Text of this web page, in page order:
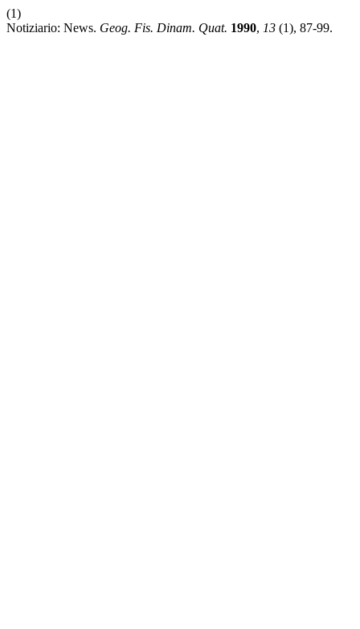
(1)
Notiziario: News. Geog. Fis. Dinam. Quat. 1990, 13 (1), 87-99.